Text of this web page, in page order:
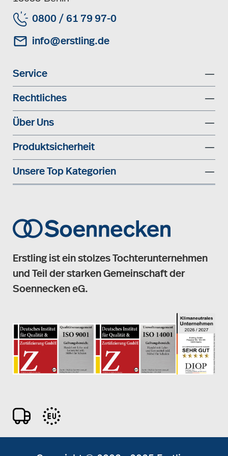
0800 / 61 79 97-0
info@erstling.de
Service
Rechtliches
Über Uns
Produktsicherheit
Unsere Top Kategorien
Erstling ist ein stolzes Tochterunternehmen
und Teil der starken Gemeinschaft der
Soennecken eG.